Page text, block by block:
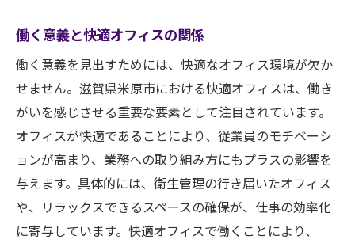
働く意義と快適オフィスの関係
働く意義を見出すためには、快適なオフィス環境が欠か
せません。滋賀県米原市における快適オフィスは、働き
がいを感じさせる重要な要素として注目されています。
オフィスが快適であることにより、従業員のモチベーシ
ョンが高まり、業務への取り組み方にもプラスの影響を
与えます。具体的には、衛生管理の行き届いたオフィス
や、リラックスできるスペースの確保が、仕事の効率化
に寄与しています。快適オフィスで働くことにより、